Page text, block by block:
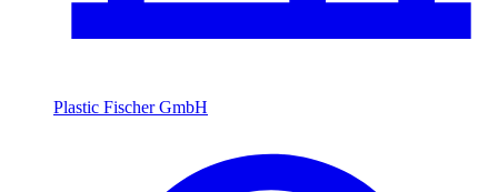
Plastic Fischer GmbH